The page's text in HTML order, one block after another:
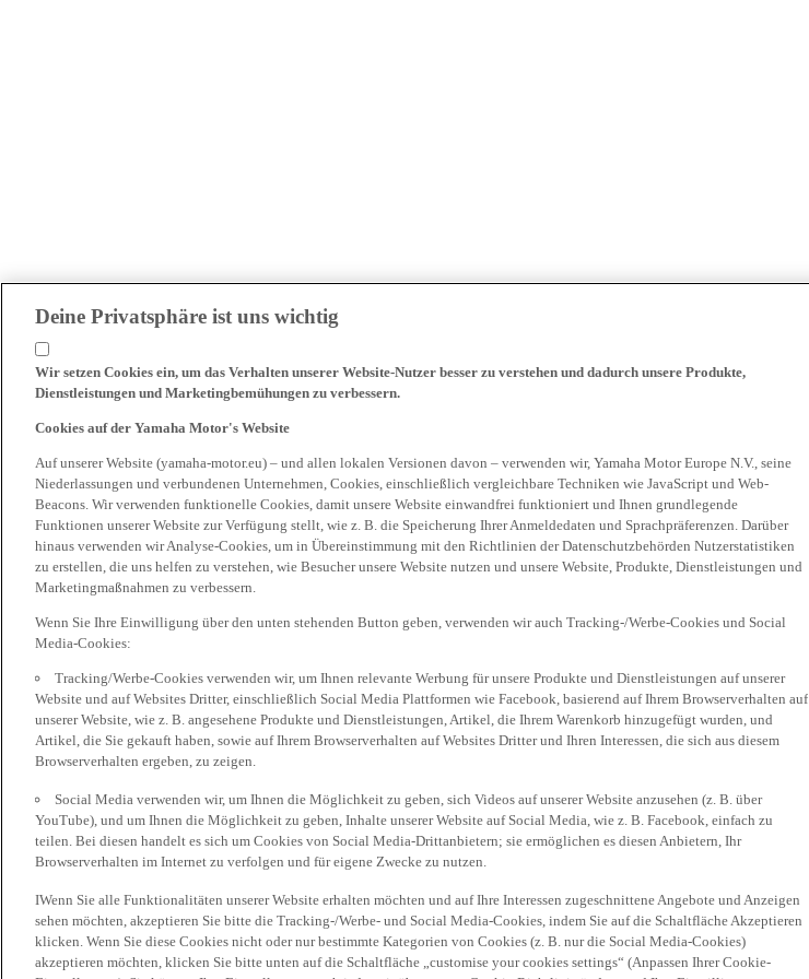
Deine Privatsphäre ist uns wichtig
Wir setzen Cookies ein, um das Verhalten unserer Website-Nutzer besser zu verstehen und dadurch unsere Produkte,
Dienstleistungen und Marketingbemühungen zu verbessern.
Cookies auf der Yamaha Motor's Website
Auf unserer Website (yamaha-motor.eu) – und allen lokalen Versionen davon – verwenden wir, Yamaha Motor Europe N.V., seine
Niederlassungen und verbundenen Unternehmen, Cookies, einschließlich vergleichbare Techniken wie JavaScript und Web-
Beacons. Wir verwenden funktionelle Cookies, damit unsere Website einwandfrei funktioniert und Ihnen grundlegende
Funktionen unserer Website zur Verfügung stellt, wie z. B. die Speicherung Ihrer Anmeldedaten und Sprachpräferenzen. Darüber
hinaus verwenden wir Analyse-Cookies, um in Übereinstimmung mit den Richtlinien der Datenschutzbehörden Nutzerstatistiken
zu erstellen, die uns helfen zu verstehen, wie Besucher unsere Website nutzen und unsere Website, Produkte, Dienstleistungen und
Marketingmaßnahmen zu verbessern.
Wenn Sie Ihre Einwilligung über den unten stehenden Button geben, verwenden wir auch Tracking-/Werbe-Cookies und Social
Media-Cookies:
Tracking/Werbe-Cookies verwenden wir, um Ihnen relevante Werbung für unsere Produkte und Dienstleistungen auf unserer
Website und auf Websites Dritter, einschließlich Social Media Plattformen wie Facebook, basierend auf Ihrem Browserverhalten auf
unserer Website, wie z. B. angesehene Produkte und Dienstleistungen, Artikel, die Ihrem Warenkorb hinzugefügt wurden, und
Artikel, die Sie gekauft haben, sowie auf Ihrem Browserverhalten auf Websites Dritter und Ihren Interessen, die sich aus diesem
Browserverhalten ergeben, zu zeigen.
Social Media verwenden wir, um Ihnen die Möglichkeit zu geben, sich Videos auf unserer Website anzusehen (z. B. über
YouTube), und um Ihnen die Möglichkeit zu geben, Inhalte unserer Website auf Social Media, wie z. B. Facebook, einfach zu
teilen. Bei diesen handelt es sich um Cookies von Social Media-Drittanbietern; sie ermöglichen es diesen Anbietern, Ihr
Browserverhalten im Internet zu verfolgen und für eigene Zwecke zu nutzen.
IWenn Sie alle Funktionalitäten unserer Website erhalten möchten und auf Ihre Interessen zugeschnittene Angebote und Anzeigen
sehen möchten, akzeptieren Sie bitte die Tracking-/Werbe- und Social Media-Cookies, indem Sie auf die Schaltfläche Akzeptieren
klicken. Wenn Sie diese Cookies nicht oder nur bestimmte Kategorien von Cookies (z. B. nur die Social Media-Cookies)
akzeptieren möchten, klicken Sie bitte unten auf die Schaltfläche „customise your cookies settings“ (Anpassen Ihrer Cookie-